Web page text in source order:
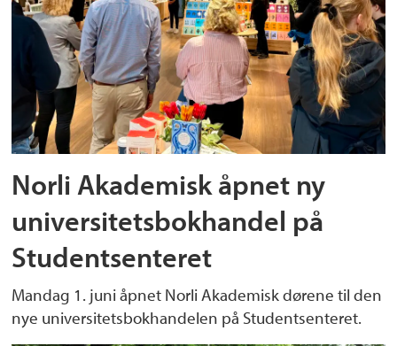
Norli Akademisk åpnet ny
universitetsbokhandel på
Studentsenteret
Mandag 1. juni åpnet Norli Akademisk dørene til den
nye universitetsbokhandelen på Studentsenteret.